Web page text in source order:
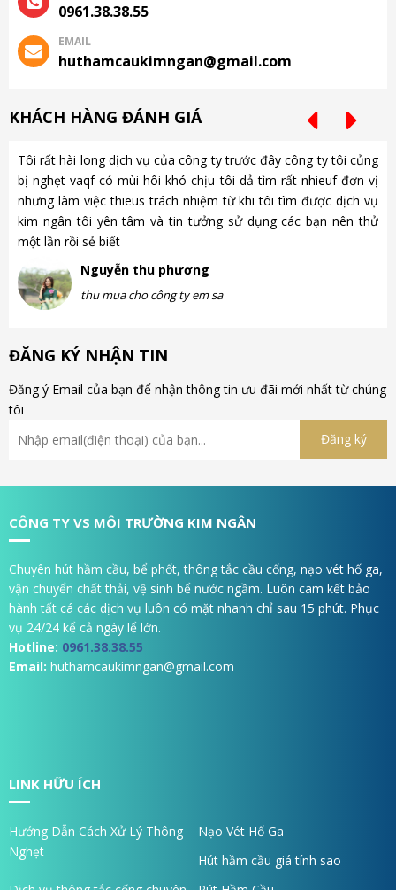
0961.38.38.55
EMAIL
huthamcaukimngan@gmail.com
KHÁCH HÀNG ĐÁNH GIÁ
Tôi rất hài long dịch vụ của công ty trước đây công ty tôi củng
bị nghẹt vaqf có mùi hôi khó chịu tôi dả tìm rất nhieuf đơn vị
nhưng làm việc thieus trách nhiệm từ khi tôi tìm được dịch vụ
kim ngân tôi yên tâm và tin tưởng sử dụng các bạn nên thử
một lần rồi sẻ biết
Nguyễn thu phương
thu mua cho công ty em sa
ĐĂNG KÝ NHẬN TIN
Đăng ý Email của bạn để nhận thông tin ưu đãi mới nhất từ chúng
tôi
CÔNG TY VS MÔI TRƯỜNG KIM NGÂN
Chuyên hút hầm cầu, bể phốt, thông tắc cầu cống, nạo vét hố ga,
vận chuyển chất thải, vệ sinh bể nước ngầm. Luôn cam kết bảo
hành tất cá các dịch vụ luôn có mặt nhanh chỉ sau 15 phút. Phục
vụ 24/24 kể cả ngày lể lớn.
Hotline: 0961.38.38.55
Email: huthamcaukimngan@gmail.com
LINK HỮU ÍCH
Hướng Dẫn Cách Xử Lý Thông
Nghẹt
Nạo Vét Hố Ga
Hút hầm cầu giá tính sao